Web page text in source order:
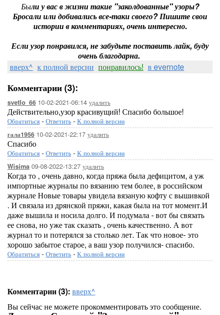
Были у вас в жизни такие "заколдованные" узоры?
Бросали или добивались все-таки своего? Пишите свои
истории в комментариях, очень интересно.
Если узор понравился, не забудьте поставить лайк, буду
очень благодарна.
вверх^ к полной версии понравилось! в evernote
Комментарии (3):
svetlo_66 10-02-2021-06:14 удалить
Действительно,узор красивущий! Спасибо большое!
Обратиться - Ответить - К полной версии
гала1956 10-02-2021-22:17 удалить
Спасибо
Обратиться - Ответить - К полной версии
Wisima 09-08-2022-13:27 удалить
Когда то , очень давно, когда пряжа была дефицитом, а уж
импортные журналы по вязанию тем более, в российском
журнале Новые товары увидела вязаную кофту с вышивкой
. И связала из дрянской пряжи, какая была на тот момент.И
даже вышила и носила долго. И подумала - вот бы связать
ее снова, но уже так сказать , очень качественно. А вот
журнал то и потерялся за столько лет. Так что новое- это
хорошо забытое старое, а ваш узор получился- спасибо.
Обратиться - Ответить - К полной версии
Комментарии (3): вверх^
Вы сейчас не можете прокомментировать это сообщение.